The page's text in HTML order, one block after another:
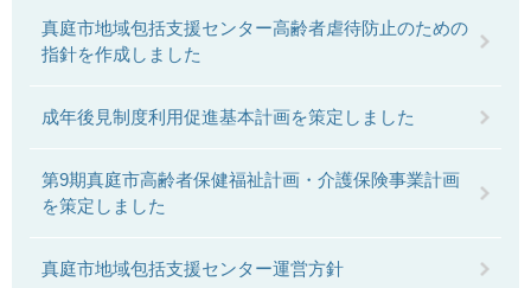
真庭市地域包括支援センター高齢者虐待防止のための
指針を作成しました
成年後見制度利用促進基本計画を策定しました
第9期真庭市高齢者保健福祉計画・介護保険事業計画
を策定しました
真庭市地域包括支援センター運営方針